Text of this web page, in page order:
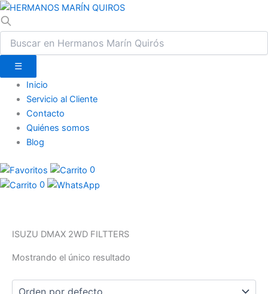
☰
Inicio
Servicio al Cliente
Contacto
Quiénes somos
Blog
0
0
ISUZU DMAX 2WD FILTTERS
Mostrando el único resultado